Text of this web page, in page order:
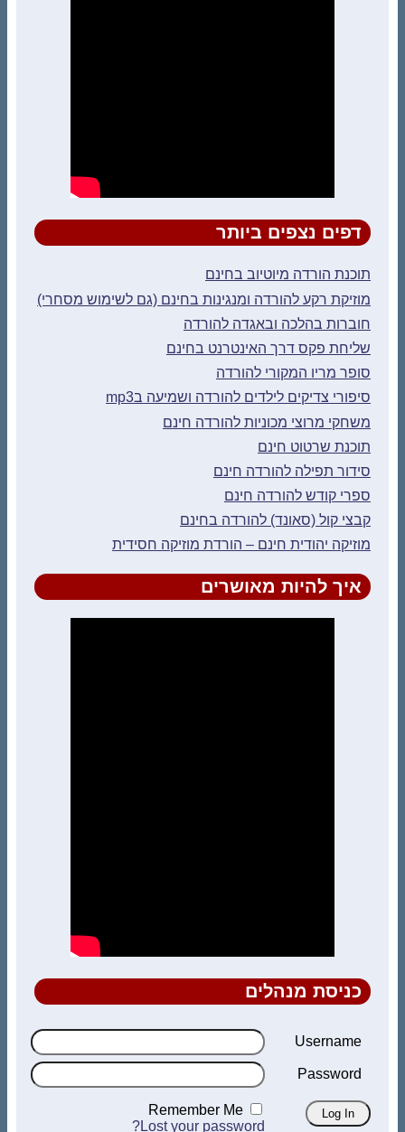
דפים נצפים ביותר
תוכנת הורדה מיוטיוב בחינם
מוזיקת רקע להורדה ומנגינות בחינם (גם לשימוש מסחרי)
חוברות בהלכה ובאגדה להורדה
שליחת פקס דרך האינטרנט בחינם
סופר מריו המקורי להורדה
סיפורי צדיקים לילדים להורדה ושמיעה בmp3
משחקי מרוצי מכוניות להורדה חינם
תוכנת שרטוט חינם
סידור תפילה להורדה חינם
ספרי קודש להורדה חינם
קבצי קול (סאונד) להורדה בחינם
מוזיקה יהודית חינם – הורדת מוזיקה חסידית
איך להיות מאושרים
כניסת מנהלים
Username
Password
Remember Me
Lost your password?